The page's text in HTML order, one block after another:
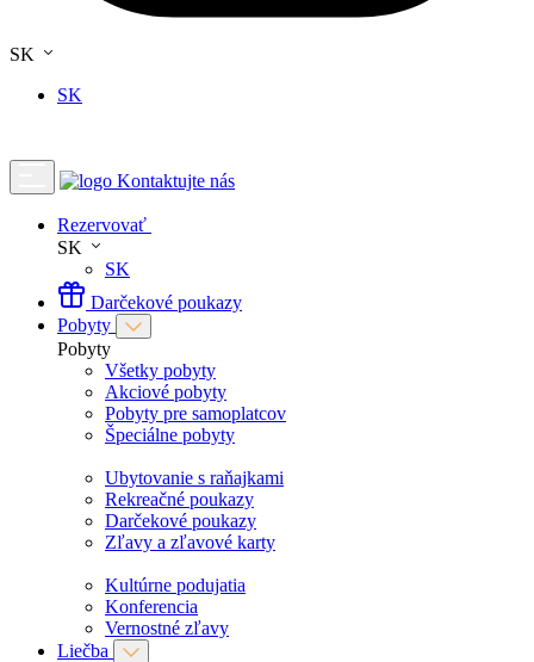
SK
SK
Kontaktujte nás
Rezervovať
SK
SK
Darčekové poukazy
Pobyty
Pobyty
Všetky pobyty
Akciové pobyty
Pobyty pre samoplatcov
Špeciálne pobyty
Ubytovanie s raňajkami
Rekreačné poukazy
Darčekové poukazy
Zľavy a zľavové karty
Kultúrne podujatia
Konferencia
Vernostné zľavy
Liečba